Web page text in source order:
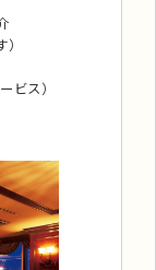
ビス）